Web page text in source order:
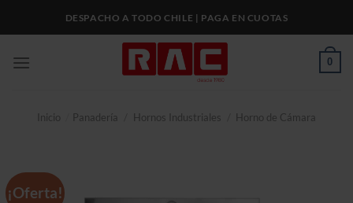
DESPACHO A TODO CHILE | PAGA EN CUOTAS
0
Inicio Panadería Hornos Industriales Horno de Cámara
¡Oferta!